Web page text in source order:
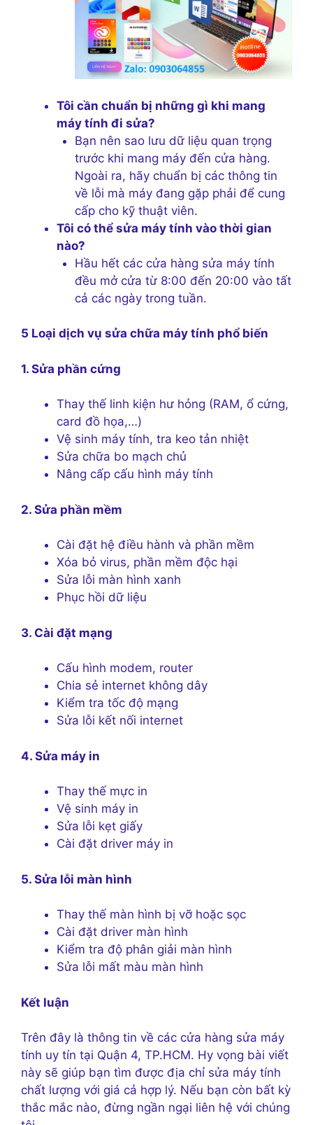
Tôi cần chuẩn bị những gì khi mang
máy tính đi sửa?
Bạn nên sao lưu dữ liệu quan trọng
trước khi mang máy đến cửa hàng.
Ngoài ra, hãy chuẩn bị các thông tin
về lỗi mà máy đang gặp phải để cung
cấp cho kỹ thuật viên.
Tôi có thể sửa máy tính vào thời gian
nào?
Hầu hết các cửa hàng sửa máy tính
đều mở cửa từ 8:00 đến 20:00 vào tất
cả các ngày trong tuần.
5 Loại dịch vụ sửa chữa máy tính phổ biến
1. Sửa phần cứng
Thay thế linh kiện hư hỏng (RAM, ổ cứng,
card đồ họa,…)
Vệ sinh máy tính, tra keo tản nhiệt
Sửa chữa bo mạch chủ
Nâng cấp cấu hình máy tính
2. Sửa phần mềm
Cài đặt hệ điều hành và phần mềm
Xóa bỏ virus, phần mềm độc hại
Sửa lỗi màn hình xanh
Phục hồi dữ liệu
3. Cài đặt mạng
Cấu hình modem, router
Chia sẻ internet không dây
Kiểm tra tốc độ mạng
Sửa lỗi kết nối internet
4. Sửa máy in
Thay thế mực in
Vệ sinh máy in
Sửa lỗi kẹt giấy
Cài đặt driver máy in
5. Sửa lỗi màn hình
Thay thế màn hình bị vỡ hoặc sọc
Cài đặt driver màn hình
Kiểm tra độ phân giải màn hình
Sửa lỗi mất màu màn hình
Kết luận
Trên đây là thông tin về các cửa hàng sửa máy
tính uy tín tại Quận 4, TP.HCM. Hy vọng bài viết
này sẽ giúp bạn tìm được địa chỉ sửa máy tính
chất lượng với giá cả hợp lý. Nếu bạn còn bất kỳ
thắc mắc nào, đừng ngần ngại liên hệ với chúng